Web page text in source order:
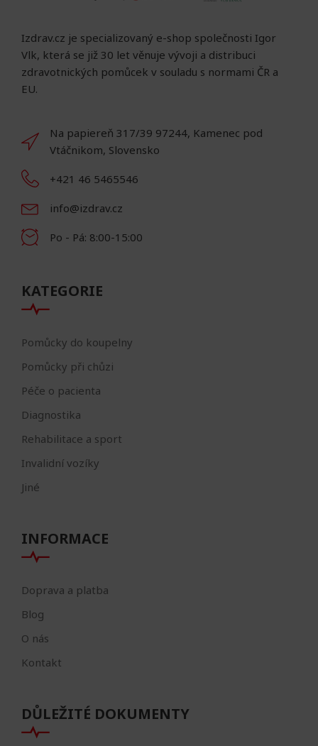
Izdrav.cz je specializovaný e-shop společnosti Igor
Vlk, která se již 30 let věnuje vývoji a distribuci
zdravotnických pomůcek v souladu s normami ČR a
EU.
Na papiereň 317/39 97244, Kamenec pod
Vtáčnikom, Slovensko
+421 46 5465546
info@izdrav.cz
Po - Pá: 8:00-15:00
KATEGORIE
Pomůcky do koupelny
Pomůcky při chůzi
Péče o pacienta
Diagnostika
Rehabilitace a sport
Invalidní vozíky
Jiné
INFORMACE
Doprava a platba
Blog
O nás
Kontakt
DŮLEŽITÉ DOKUMENTY